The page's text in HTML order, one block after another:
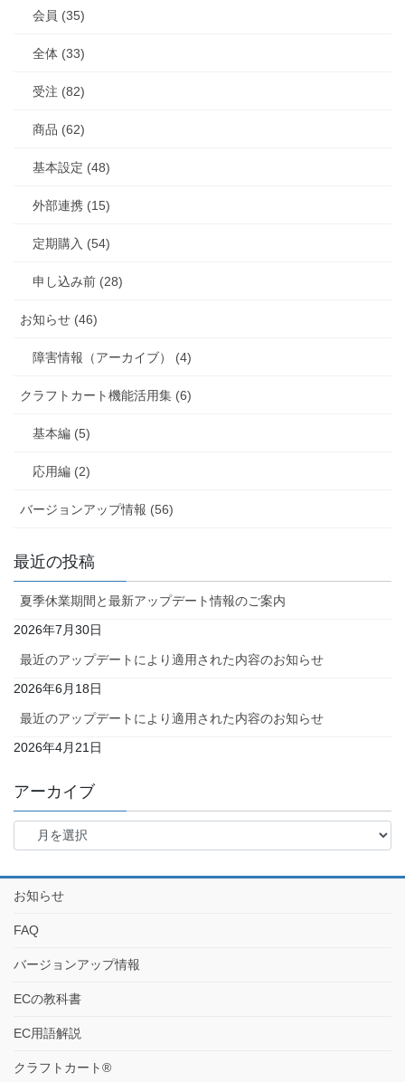
会員 (35)
全体 (33)
受注 (82)
商品 (62)
基本設定 (48)
外部連携 (15)
定期購入 (54)
申し込み前 (28)
お知らせ (46)
障害情報（アーカイブ） (4)
クラフトカート機能活用集 (6)
基本編 (5)
応用編 (2)
バージョンアップ情報 (56)
最近の投稿
夏季休業期間と最新アップデート情報のご案内
2026年7月30日
最近のアップデートにより適用された内容のお知らせ
2026年6月18日
最近のアップデートにより適用された内容のお知らせ
2026年4月21日
アーカイブ
お知らせ
FAQ
バージョンアップ情報
ECの教科書
EC用語解説
クラフトカート®